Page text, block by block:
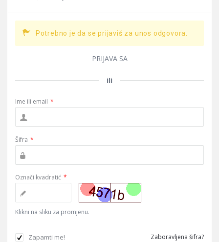
Potrebno je da se prijaviš za unos odgovora.
PRIJAVA SA
ili
Ime ili email *
Šifra *
Označi kvadratić *
Klikni na sliku za promjenu.
Zapamti me! Zaboravljena šifra?